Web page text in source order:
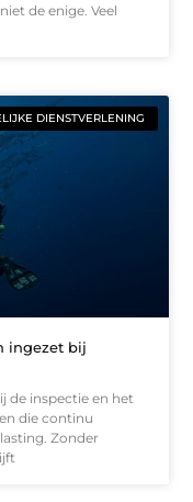
de enige. Veel
DIENSTVERLENING
ingezet bij
de inspectie en het
die continu
Zonder